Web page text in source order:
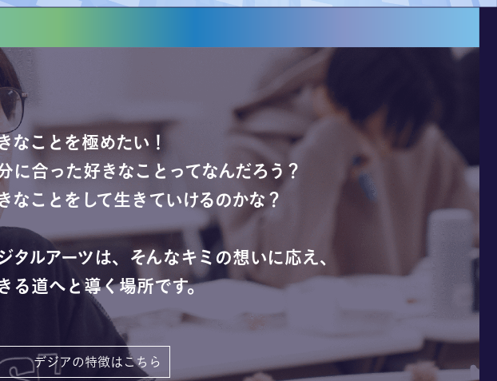
なことを極めたい！
に合った好きなことってなんだろう？
なことをして生きていけるのかな？
タルアーツは、そんなキミの想いに応え、
る道へと導く場所です。
デジアの特徴はこちら